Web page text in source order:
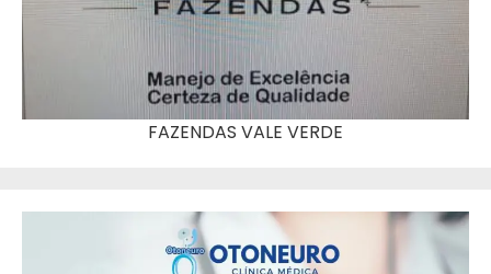
FAZENDAS VALE VERDE